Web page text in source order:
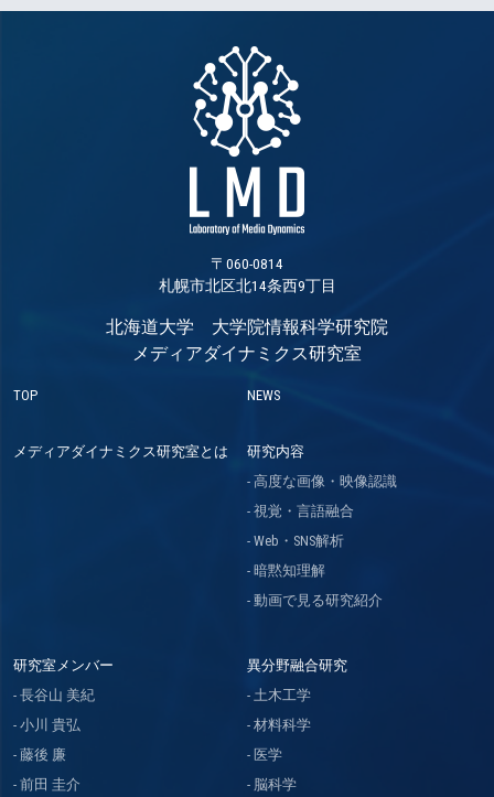
〒060-0814
札幌市北区北14条西9丁目
北海道大学 大学院情報科学研究院
メディアダイナミクス研究室
TOP NEWS
メディアダイナミクス研究室とは
研究内容
高度な画像・映像認識
視覚・言語融合
Web・SNS解析
暗黙知理解
動画で見る研究紹介
研究室メンバー
長谷山 美紀
小川 貴弘
藤後 廉
前田 圭介
異分野融合研究
土木工学
材料科学
医学
脳科学